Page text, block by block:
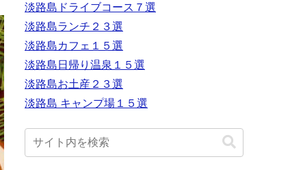
淡路島ドライブコース７選
淡路島ランチ２３選
淡路島カフェ１５選
淡路島日帰り温泉１５選
淡路島お土産２３選
淡路島 キャンプ場１５選